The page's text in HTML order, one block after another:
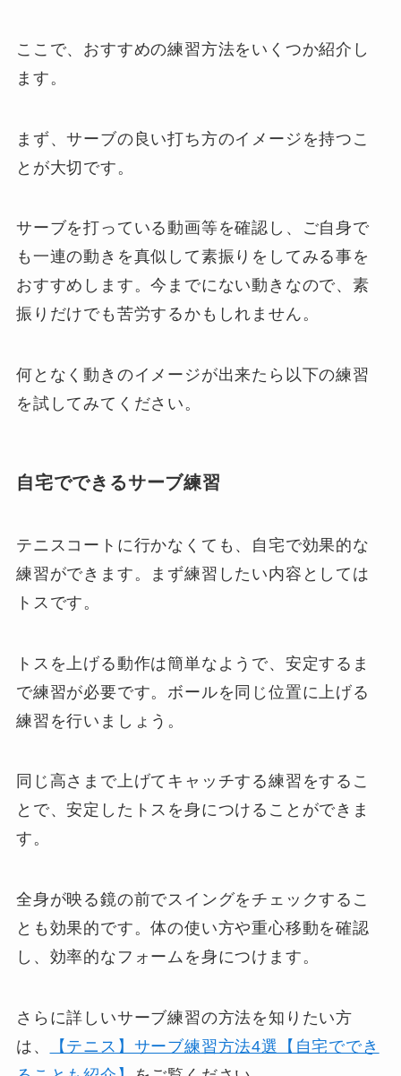
ここで、おすすめの練習方法をいくつか紹介し
ます。
まず、サーブの良い打ち方のイメージを持つこ
とが大切です。
サーブを打っている動画等を確認し、ご自身で
も一連の動きを真似して素振りをしてみる事を
おすすめします。今までにない動きなので、素
振りだけでも苦労するかもしれません。
何となく動きのイメージが出来たら以下の練習
を試してみてください。
自宅でできるサーブ練習
テニスコートに行かなくても、自宅で効果的な
練習ができます。まず練習したい内容としては
トスです。
トスを上げる動作は簡単なようで、安定するま
で練習が必要です。ボールを同じ位置に上げる
練習を行いましょう。
同じ高さまで上げてキャッチする練習をするこ
とで、安定したトスを身につけることができま
す。
全身が映る鏡の前でスイングをチェックするこ
とも効果的です。体の使い方や重心移動を確認
し、効率的なフォームを身につけます。
さらに詳しいサーブ練習の方法を知りたい方
は、
【テニス】サーブ練習方法4選【自宅ででき